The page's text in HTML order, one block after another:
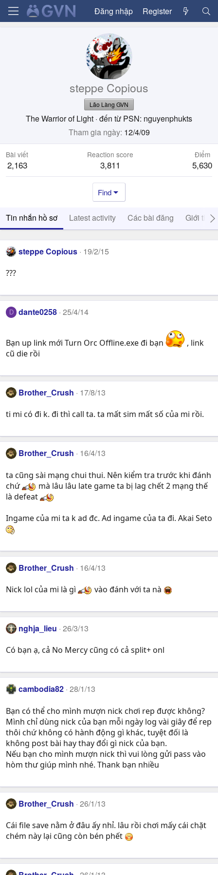
Đăng nhập Register
steppe Copious
Lão Làng GVN
The Warrior of Light · đến từ PSN: nguyenphukts
Tham gia ngày 12/4/09
Bài viết
2,163
Reaction score
3,811
Điểm
5,630
Find
Tin nhắn hồ sơ Latest activity Các bài đăng Giới thiệu
steppe Copious 19/2/15
???
D dante0258 25/4/14
Bạn up link mới Turn Orc Offline.exe đi bạn
, link
cũ die rồi
Brother_Crush 17/8/13
ti mi có đi k. đi thì call ta. ta mất sim mất số của mi rồi.
Brother_Crush 16/4/13
ta cũng sài mạng chui thui. Nên kiểm tra trước khi đánh
chứ
mà lâu lâu late game ta bị lag chết 2 mạng thế
là defeat
Ingame của mi ta k ad đc. Ad ingame của ta đi. Akai Seto
Brother_Crush 16/4/13
Nick lol của mi là gì vào đánh với ta nà
nghja_lieu 26/3/13
Có bạn ạ, cả No Mercy cũng có cả split+ onl
cambodia82 28/1/13
Bạn có thể cho mình mượn nick chơi rep được không?
Mình chỉ dùng nick của bạn mỗi ngày log vài giây để rep
thôi chứ không có hành động gì khác, tuyệt đối là
không post bài hay thay đổi gì nick của bạn.
Nếu bạn cho mình mượn nick thì vui lòng gửi pass vào
hòm thư giúp mình nhé. Thank bạn nhiều
Brother_Crush 26/1/13
Cái file save nằm ở đâu ấy nhỉ. lâu rồi chơi mấy cái chặt
chém này lại cũng còn bén phết